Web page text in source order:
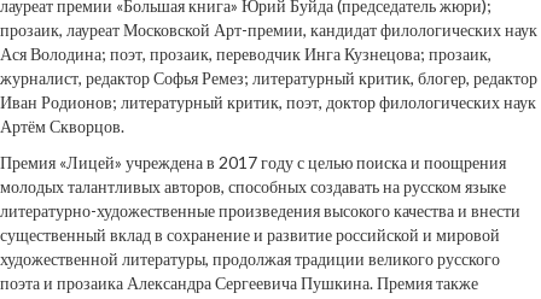
лауреат премии «Большая книга» Юрий Буйда (председатель жюри);
прозаик, лауреат Московской Арт-премии, кандидат филологических наук
Ася Володина; поэт, прозаик, переводчик Инга Кузнецова; прозаик,
журналист, редактор Софья Ремез; литературный критик, блогер, редактор
Иван Родионов; литературный критик, поэт, доктор филологических наук
Артём Скворцов.
Премия «Лицей» учреждена в 2017 году с целью поиска и поощрения
молодых талантливых авторов, способных создавать на русском языке
литературно-художественные произведения высокого качества и внести
существенный вклад в сохранение и развитие российской и мировой
художественной литературы, продолжая традиции великого русского
поэта и прозаика Александра Сергеевича Пушкина. Премия также